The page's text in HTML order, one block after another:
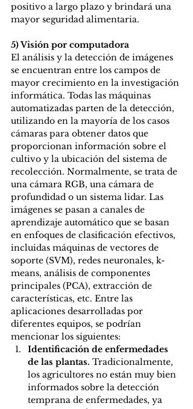
positivo a largo plazo y brindará una
mayor seguridad alimentaria.
5) Visión por computadora
El análisis y la detección de imágenes
se encuentran entre los campos de
mayor crecimiento en la investigación
informática. Todas las máquinas
automatizadas parten de la detección,
utilizando en la mayoría de los casos
cámaras para obtener datos que
proporcionan información sobre el
cultivo y la ubicación del sistema de
recolección. Normalmente, se trata de
una cámara RGB, una cámara de
profundidad o un sistema lidar. Las
imágenes se pasan a canales de
aprendizaje automático que se basan
en enfoques de clasificación efectivos,
incluidas máquinas de vectores de
soporte (SVM), redes neuronales, k-
means, análisis de componentes
principales (PCA), extracción de
características, etc. Entre las
aplicaciones desarrolladas por
diferentes equipos, se podrían
mencionar los siguientes:
Identificación de enfermedades
de las plantas. Tradicionalmente,
los agricultores no están muy bien
informados sobre la detección
temprana de enfermedades, ya